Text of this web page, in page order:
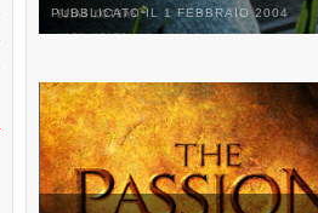
PUBBLICATO IL 1 FEBBRAIO 2004